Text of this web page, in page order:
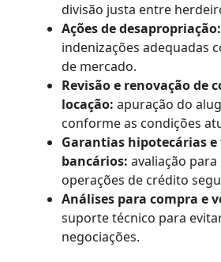
divisão justa entre
Ações de desapropriação:
indenizações adequadas
de mercado.
Revisão e renovação de
locação: apuração do
conforme as condições
Garantias hipotecárias
bancários: avaliação
operações de crédito
Análises para compra e
suporte técnico para
negociações.